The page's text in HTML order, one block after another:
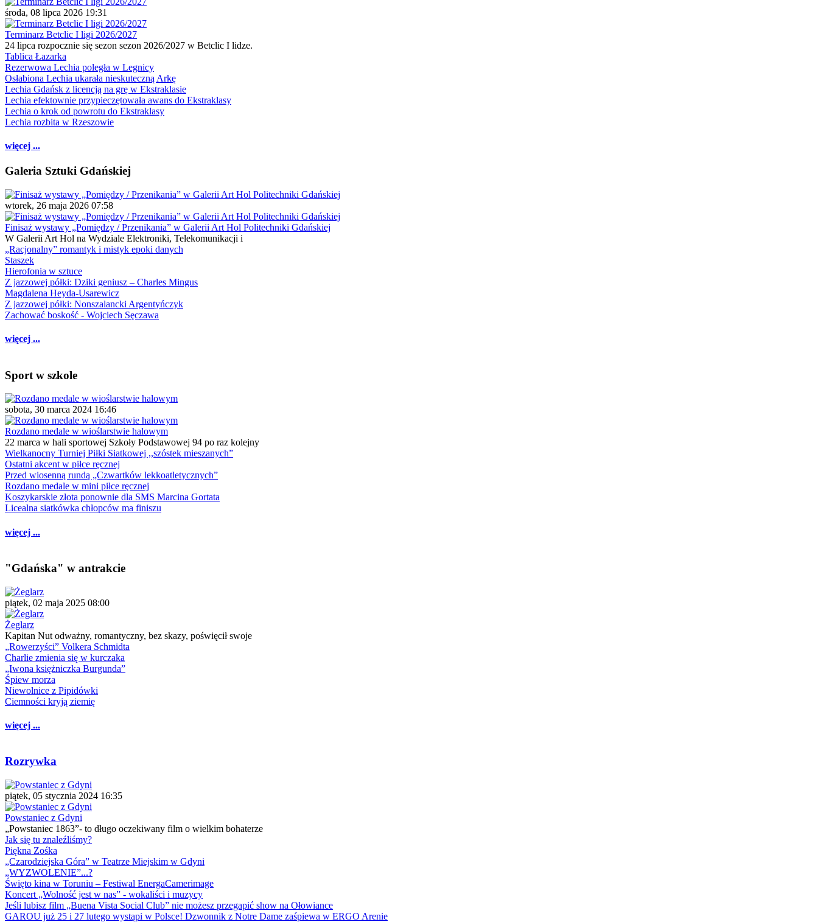
środa, 08 lipca 2026 19:31
Terminarz Betclic I ligi 2026/2027
24 lipca rozpocznie się sezon sezon 2026/2027 w Betclic I lidze.
Tablica Łazarka
Rezerwowa Lechia poległa w Legnicy
Osłabiona Lechia ukarała nieskuteczną Arkę
Lechia Gdańsk z licencją na grę w Ekstraklasie
Lechia efektownie przypieczętowała awans do Ekstraklasy
Lechia o krok od powrotu do Ekstraklasy
Lechia rozbita w Rzeszowie
więcej ...
Galeria Sztuki Gdańskiej
wtorek, 26 maja 2026 07:58
Finisaż wystawy „Pomiędzy / Przenikania” w Galerii Art Hol Politechniki Gdańskiej
W Galerii Art Hol na Wydziale Elektroniki, Telekomunikacji i
„Racjonalny” romantyk i mistyk epoki danych
Staszek
Hierofonia w sztuce
Z jazzowej półki: Dziki geniusz – Charles Mingus
Magdalena Heyda-Usarewicz
Z jazzowej półki: Nonszalancki Argentyńczyk
Zachować boskość - Wojciech Sęczawa
więcej ...
Sport w szkole
sobota, 30 marca 2024 16:46
Rozdano medale w wioślarstwie halowym
22 marca w hali sportowej Szkoły Podstawowej 94 po raz kolejny
Wielkanocny Turniej Piłki Siatkowej ,,szóstek mieszanych”
Ostatni akcent w piłce ręcznej
Przed wiosenną rundą „Czwartków lekkoatletycznych”
Rozdano medale w mini piłce ręcznej
Koszykarskie złota ponownie dla SMS Marcina Gortata
Licealna siatkówka chłopców ma finiszu
więcej ...
"Gdańska" w antrakcie
piątek, 02 maja 2025 08:00
Żeglarz
Kapitan Nut odważny, romantyczny, bez skazy, poświęcił swoje
„Rowerzyści” Volkera Schmidta
Charlie zmienia się w kurczaka
„Iwona księżniczka Burgunda”
Śpiew morza
Niewolnice z Pipidówki
Ciemności kryją ziemię
więcej ...
Rozrywka
piątek, 05 stycznia 2024 16:35
Powstaniec z Gdyni
„Powstaniec 1863”- to długo oczekiwany film o wielkim bohaterze
Jak się tu znaleźliśmy?
Piękna Zośka
„Czarodziejska Góra” w Teatrze Miejskim w Gdyni
„WYZWOLENIE”...?
Święto kina w Toruniu – Festiwal EnergaCamerimage
Koncert „Wolność jest w nas” - wokaliści i muzycy
Jeśli lubisz film „Buena Vista Social Club” nie możesz przegapić show na Ołowiance
GAROU już 25 i 27 lutego wystąpi w Polsce! Dzwonnik z Notre Dame zaśpiewa w ERGO Arenie